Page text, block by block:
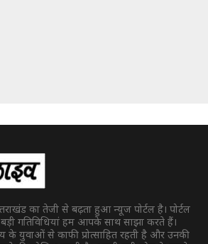
का तेजी से बढ़ता हुआ न्यूज पोर्टल है। पोर्टल
गतिविधियां हम आपके साथ साझा करते हैं।
के युवाओं से काफी प्रोत्साहित रहती है और उनकी